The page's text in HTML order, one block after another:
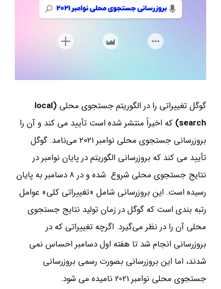
گوگل تغییراتی را در الگوریتم جستجوی محلی (local
search) که اخیراً منتشر شده است تأیید می کند و آن را
بروزرسانی جستجوی محلی نوامبر ۲۰۲۱ می‌نامد. گوگل
تأیید می کند که بروزرسانی الگوریتم در پایان نوامبر در
نتایج جستجوی محلی شروع شده و در 8 دسامبر به پایان
رسیده است. این بروزرسانی شامل «تغییراتی کلی» عوامل
رتبه ‌بندی است که گوگل در زمان تولید نتایج جستجوی
محلی آن را در نظر می‌گیرد. اگرچه تغییراتی که در
بروزرسانی انجام شد تا هفته اول دسامبر احساس نمی
شدند، اما این بروزرسانی بصورت رسمی بروزرسانی
جستجوی محلی نوامبر 2021 نامیده می شود.